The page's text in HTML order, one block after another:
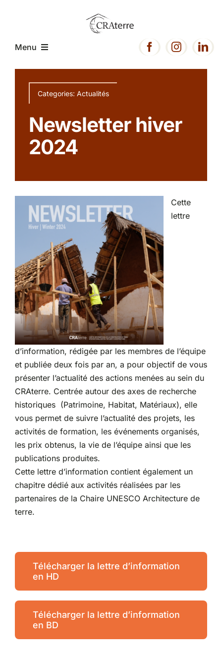
Menu
Accueil
Présentation
Expertise
Projets
Ressources
Partenariats
Categories: Actualités
Newsletter hiver
2024
Cette
lettre
d’information, rédigée par les membres de l’équipe
et publiée deux fois par an, a pour objectif de vous
présenter l’actualité des actions menées au sein du
CRAterre. Centrée autour des axes de recherche
historiques (Patrimoine, Habitat, Matériaux), elle
vous permet de suivre l’actualité des projets, les
activités de formation, les événements organisés,
les prix obtenus, la vie de l’équipe ainsi que les
publications produites.
Cette lettre d’information contient également un
chapitre dédié aux activités réalisées par les
partenaires de la Chaire UNESCO Architecture de
terre.
Télécharger la lettre d’information
en HD
Télécharger la lettre d’information
en BD